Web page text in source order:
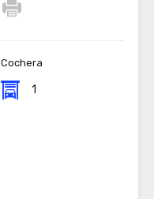
Cochera
1